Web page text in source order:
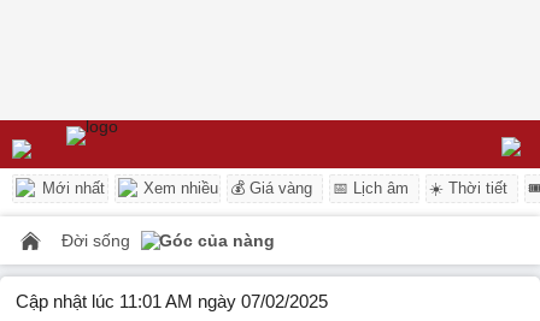
Mới nhất Xem nhiều 💰 Giá vàng 📅 Lịch âm ☀️ Thời tiết
Đời sống Góc của nàng
Cập nhật lúc 11:01 AM ngày 07/02/2025